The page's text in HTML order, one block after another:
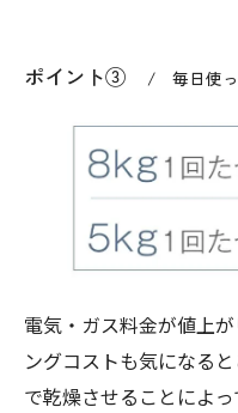
ポイント③ 毎日使
電気・ガス料金が値上
ングコストも気になる
で乾燥させることによ